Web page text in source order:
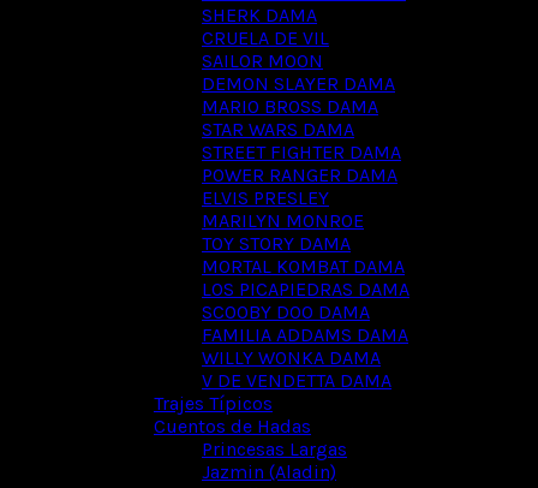
SHERK DAMA
CRUELA DE VIL
SAILOR MOON
DEMON SLAYER DAMA
MARIO BROSS DAMA
STAR WARS DAMA
STREET FIGHTER DAMA
POWER RANGER DAMA
ELVIS PRESLEY
MARILYN MONROE
TOY STORY DAMA
MORTAL KOMBAT DAMA
LOS PICAPIEDRAS DAMA
SCOOBY DOO DAMA
FAMILIA ADDAMS DAMA
WILLY WONKA DAMA
V DE VENDETTA DAMA
Trajes Típicos
Cuentos de Hadas
Princesas Largas
Jazmin (Aladin)